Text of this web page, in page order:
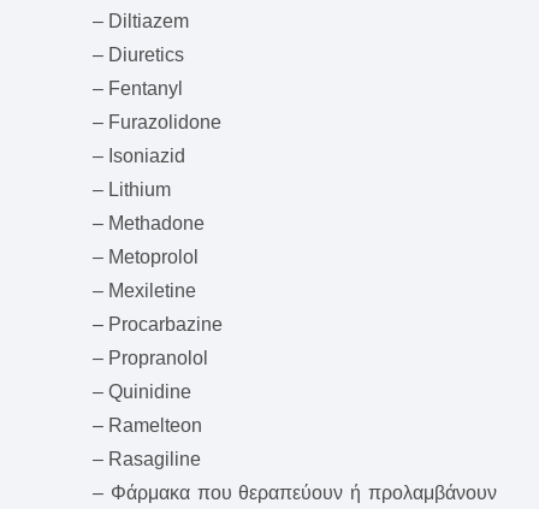
– Diltiazem
– Diuretics
– Fentanyl
– Furazolidone
– Isoniazid
– Lithium
– Methadone
– Metoprolol
– Mexiletine
– Procarbazine
– Propranolol
– Quinidine
– Ramelteon
– Rasagiline
– Φάρμακα που θεραπεύουν ή προλαμβάνουν